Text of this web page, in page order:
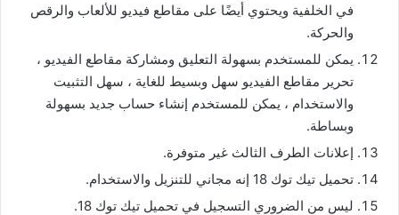
في الخلفية ويحتوي أيضًا على مقاطع فيديو للألعاب والرقص
والحركة.
يمكن للمستخدم بسهولة التعليق ومشاركة مقاطع الفيديو ،
تحرير مقاطع الفيديو سهل وبسيط للغاية ، سهل التثبيت
والاستخدام ، يمكن للمستخدم إنشاء حساب جديد بسهولة
وبساطة.
إعلانات الطرف الثالث غير متوفرة.
تحميل تيك توك 18 إنه مجاني للتنزيل والاستخدام.
ليس من الضروري التسجيل في تحميل تيك توك 18.